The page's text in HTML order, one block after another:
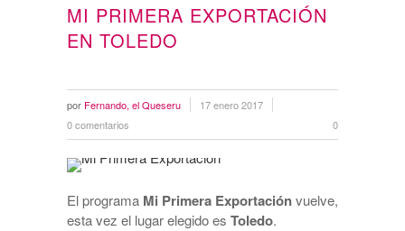
MI PRIMERA EXPORTACIÓN
EN TOLEDO
por Fernando, el Queseru
17 enero 2017
0 comentarios
0
El programa Mi Primera Exportaciónvuelve,
esta vez el lugar elegido es Toledo.